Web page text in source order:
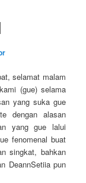
selamat malam
(gue) selama
yang suka gue
dengan alasan
yang gue lalui
fenomenal buat
singkat, bahkan
DeannSetiia pun